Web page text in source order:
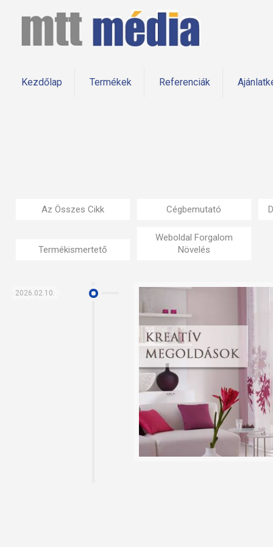
Kezdőlap Termékek Referenciák
Az Összes Cikk Cégbemutató
Termékismertető
Weboldal Forgalom
Növelés
2026.02.10.